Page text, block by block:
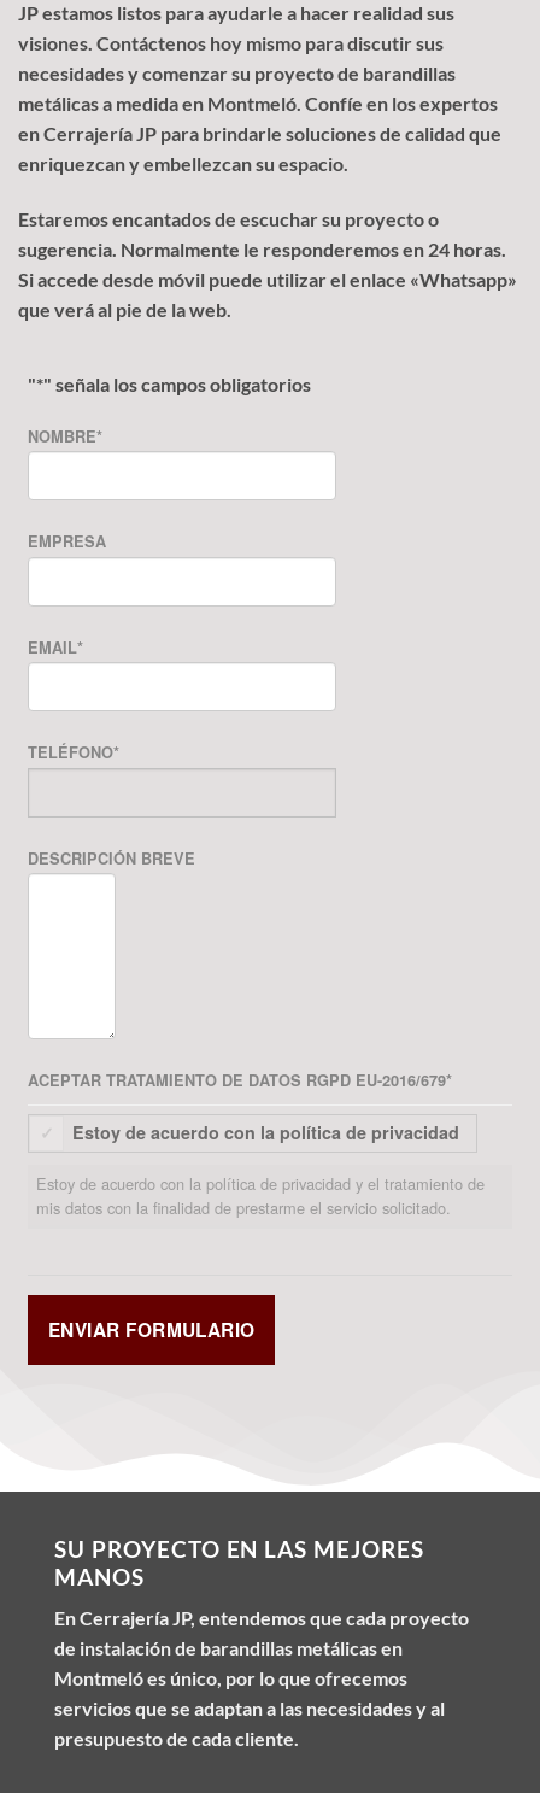
JP estamos listos para ayudarle a hacer realidad sus
visiones. Contáctenos hoy mismo para discutir sus
necesidades y comenzar su proyecto de barandillas
metálicas a medida en Montmeló. Confíe en los expertos
en Cerrajería JP para brindarle soluciones de calidad que
enriquezcan y embellezcan su espacio.
Estaremos encantados de escuchar su proyecto o
sugerencia. Normalmente le responderemos en 24 horas.
Si accede desde móvil puede utilizar el enlace «Whatsapp»
que verá al pie de la web.
"*" señala los campos obligatorios
NOMBRE*
EMPRESA
EMAIL*
TELÉFONO*
DESCRIPCIÓN BREVE
ACEPTAR TRATAMIENTO DE DATOS RGPD EU-2016/679*
Estoy de acuerdo con la política de privacidad
Estoy de acuerdo con la política de privacidad y el tratamiento de
mis datos con la finalidad de prestarme el servicio solicitado.
SU PROYECTO EN LAS MEJORES
MANOS
En Cerrajería JP, entendemos que cada proyecto
de instalación de barandillas metálicas en
Montmeló es único, por lo que ofrecemos
servicios que se adaptan a las necesidades y al
presupuesto de cada cliente.